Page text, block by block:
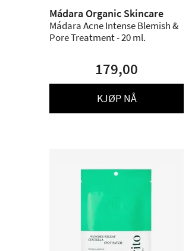
Mádara Organic Skincare
Mádara Acne Intense Blemish &
Pore Treatment - 20 ml.
179,00
KJØP NÅ